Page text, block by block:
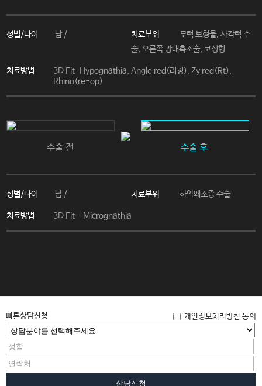
성별/나이 남 / 치료부위
무턱 보형물, 사각턱 수
술, 오른쪽 광대축소술, 코성형
치료방법
3D Fit-Hypognathia, Angle red(러칭), Zy red(Rt),
Rhino(re-op)
수술 전 수술 후
성별/나이 남 / 치료부위 하악왜소증 수술
치료방법 3D Fit - Micrognathia
이
성
외
과
빠른상담신청 개인정보처리방침 동의
상담신청